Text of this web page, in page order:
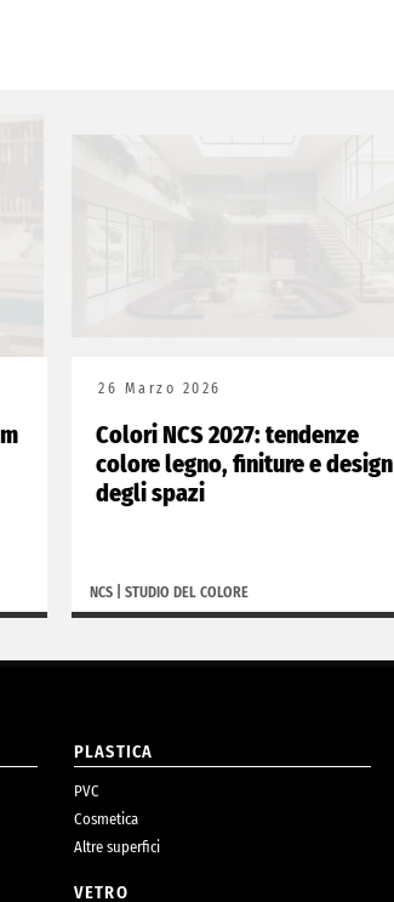
26 Marzo 2026
Colori NCS 2027: tendenze
colore legno, finiture e design
degli spazi
NCS STUDIO DEL COLORE
PLASTICA
PVC
Cosmetica
Altre superfici
VETRO